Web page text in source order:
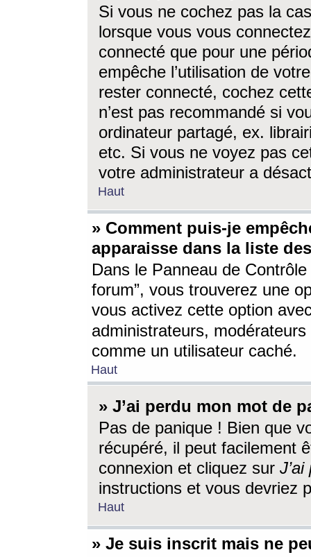
Si vous ne cochez pas la
lorsque vous vous
connecté que pour une
empêche l’utilisation de
rester connecté, cochez
n’est pas recommandé si
ordinateur partagé, ex.
etc. Si vous ne voyez pas
votre administrateur a
Haut
» Comment puis-je
apparaisse dans la liste
Dans le Panneau de
forum”, vous trouverez une
vous activez cette option
administrateurs,
comme un utilisateur caché.
Haut
» J’ai perdu mon mot de
Pas de panique ! Bien que
récupéré, il peut facilement
connexion et cliquez sur
instructions et vous devriez
Haut
» Je suis inscrit mais ne